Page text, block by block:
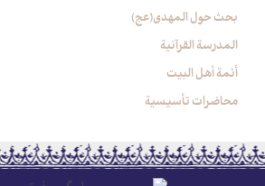
بحث حول المهدي(عج)
المدرسة القرآنیة
أئمة أهل البیت
محاضرات تأسیسیة